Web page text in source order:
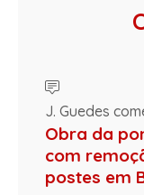
J. Guedes
Obra da
com
postes em